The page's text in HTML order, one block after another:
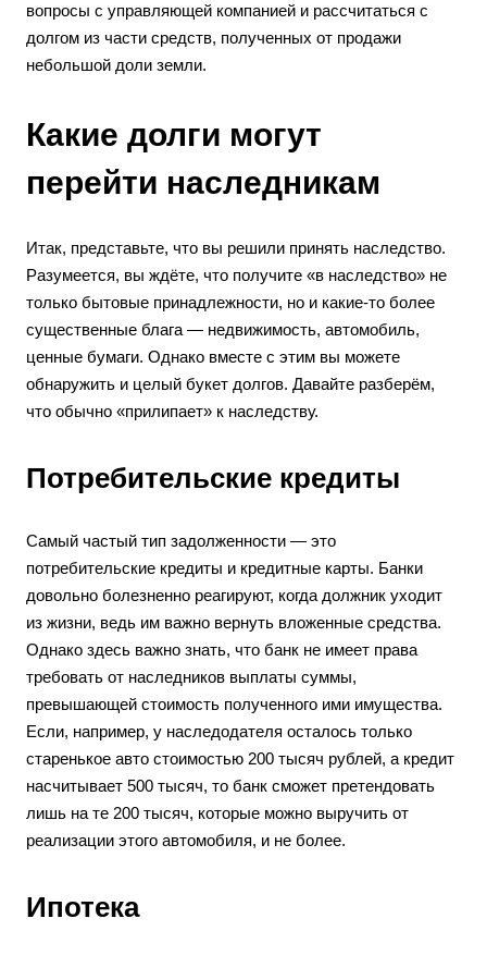
вопросы с управляющей компанией и рассчитаться с
долгом из части средств, полученных от продажи
небольшой доли земли.
Какие долги могут
перейти наследникам
Итак, представьте, что вы решили принять наследство.
Разумеется, вы ждёте, что получите «в наследство» не
только бытовые принадлежности, но и какие-то более
существенные блага — недвижимость, автомобиль,
ценные бумаги. Однако вместе с этим вы можете
обнаружить и целый букет долгов. Давайте разберём,
что обычно «прилипает» к наследству.
Потребительские кредиты
Самый частый тип задолженности — это
потребительские кредиты и кредитные карты. Банки
довольно болезненно реагируют, когда должник уходит
из жизни, ведь им важно вернуть вложенные средства.
Однако здесь важно знать, что банк не имеет права
требовать от наследников выплаты суммы,
превышающей стоимость полученного ими имущества.
Если, например, у наследодателя осталось только
старенькое авто стоимостью 200 тысяч рублей, а кредит
насчитывает 500 тысяч, то банк сможет претендовать
лишь на те 200 тысяч, которые можно выручить от
реализации этого автомобиля, и не более.
Ипотека